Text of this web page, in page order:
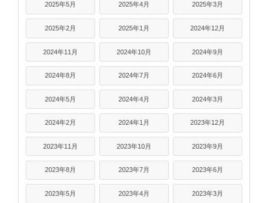
2025年5月 2025年4月 2025年3月
2025年2月 2025年1月 2024年12月
2024年11月 2024年10月 2024年9月
2024年8月 2024年7月 2024年6月
2024年5月 2024年4月 2024年3月
2024年2月 2024年1月 2023年12月
2023年11月 2023年10月 2023年9月
2023年8月 2023年7月 2023年6月
2023年5月 2023年4月 2023年3月